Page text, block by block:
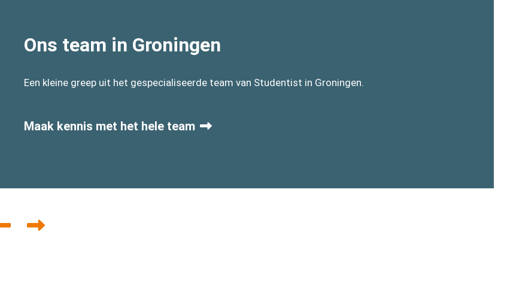
Ons team in Groningen
Een kleine greep uit het gespecialiseerde team van Studentist in Groningen.
Maak kennis met het hele team